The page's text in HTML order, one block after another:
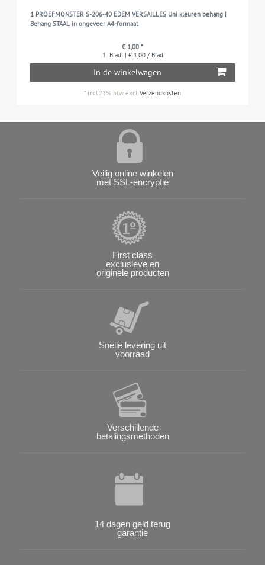
1 PROEFMONSTER S-206-40 EDEM VERSAILLES Uni kleuren behang |
Behang STAAL in ongeveer A4-formaat
€ 1,00 *
1 Blad | € 1,00 / Blad
In de winkelwagen
* incl.21% btw excl.Verzendkosten
Veilig online winkelen
met SSL-encryptie
First class
exclusieve en
originele producten
Snelle levering uit
voorraad
Verschillende
betalingsmethoden
14 dagen geld terug
garantie